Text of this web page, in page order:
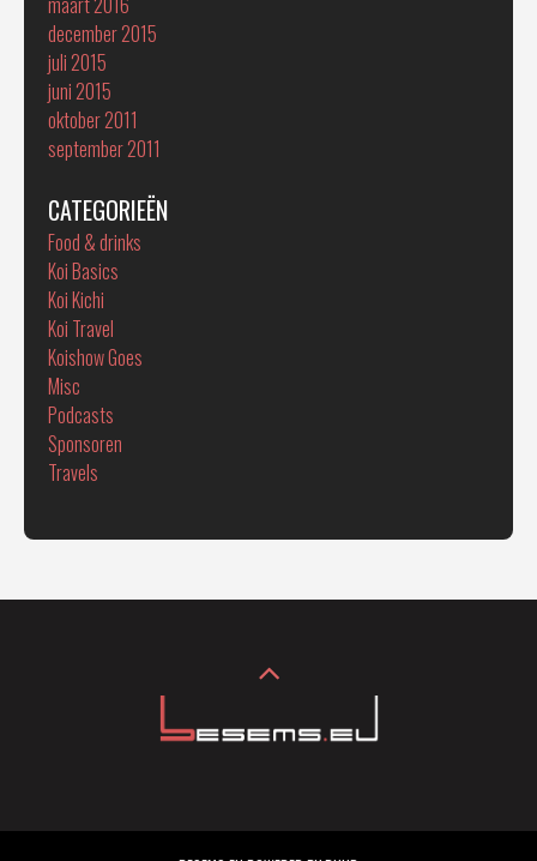
december 2015
juli 2015
juni 2015
oktober 2011
september 2011
CATEGORIEËN
Food & drinks
Koi Basics
Koi Kichi
Koi Travel
Koishow Goes
Misc
Podcasts
Sponsoren
Travels